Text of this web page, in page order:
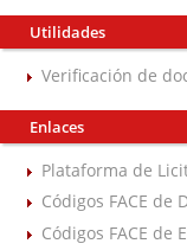
Utilidades
Verificación de
Enlaces
Plataforma de
Códigos FACE de
Códigos FACE de